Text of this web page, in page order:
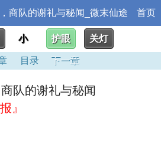
商队的谢礼与秘闻_微末仙途 首页
小 护眼 关灯
目录 下一章
队的谢礼与秘闻
』